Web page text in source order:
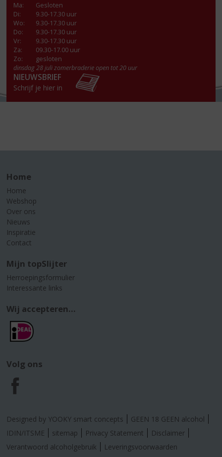
Ma:
Gesloten
Di:
9.30-17.30 uur
Wo:
9.30-17.30 uur
Do:
9.30-17.30 uur
Vr:
9.30-17.30 uur
Za:
09.30-17.00 uur
Zo:
gesloten
dinsdag 28 juli zomerbraderie open tot 20 uur
NIEUWSBRIEF
Schrijf je hier in
Home
Home
Webshop
Over ons
Nieuws
Inspiratie
Contact
Mijn topSlijter
Herroepingsformulier
Interessante links
Wij accepteren...
Volg ons
F
a
c
Designed by YOOKY smart concepts
GEEN 18 GEEN alcohol
IDIN/ITSME
sitemap Privacy Statement
Disclaimer
Verantwoord alcoholgebruik
Leveringsvoorwaarden